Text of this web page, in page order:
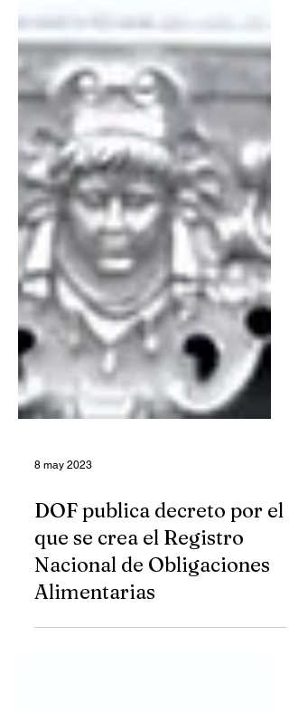
DOF publica decreto por el
que se crea el Registro
Nacional de Obligaciones
Alimentarias